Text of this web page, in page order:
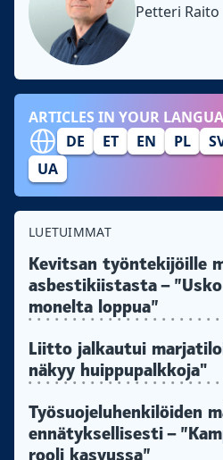
Petteri Raito
ARTICLES IN YOUR
DE
ET EN PL
UA
LUETUIMMAT
Kevitsan työntekijöille
asbestikiistasta –
monelta loppua”
Liitto jalkautui
näkyy huippupalkkoja"
Työsuojeluhenkilöiden
ennätyksellisesti –